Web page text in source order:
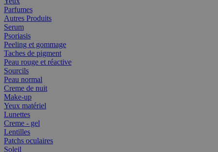
Parfumes
Autres Produits
Serum
Psoriasis
Peeling et gommage
Taches de pigment
Peau rouge et réactive
Sourcils
Peau normal
Creme de nuit
Make-up
Yeux matériel
Lunettes
Creme - gel
Lentilles
Patchs oculaires
Soleil